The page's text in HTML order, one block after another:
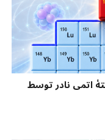
اتمی نادر توسط